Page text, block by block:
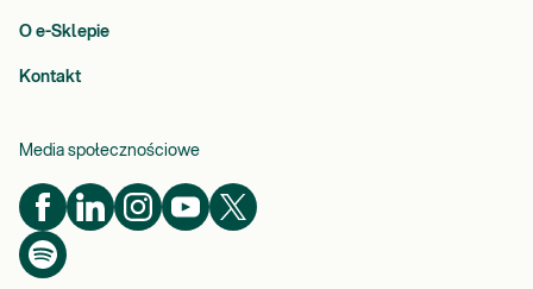
O e-Sklepie
Kontakt
Media społecznościowe